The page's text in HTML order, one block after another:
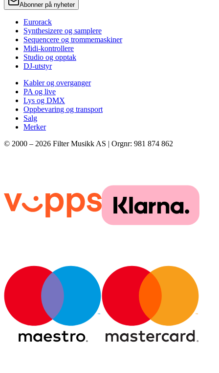
Abonner på nyheter
Eurorack
Synthesizere og samplere
Sequencere og trommemaskiner
Midi-kontrollere
Studio og opptak
DJ-utstyr
Kabler og overganger
PA og live
Lys og DMX
Oppbevaring og transport
Salg
Merker
© 2000 – 2026 Filter Musikk AS | Orgnr: 981 874 862